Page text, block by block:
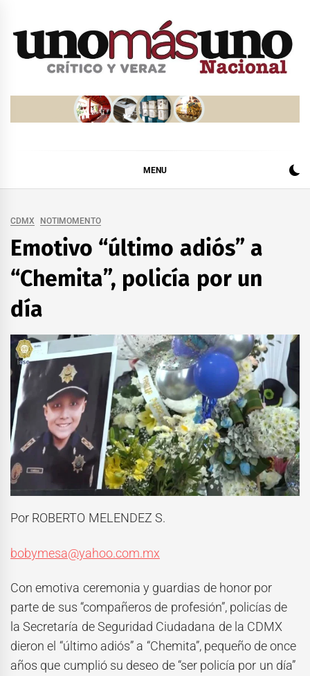
MENU
CDMX NOTIMOMENTO
Emotivo “último adiós” a
“Chemita”, policía por un
día
Por ROBERTO MELENDEZ S.
bobymesa@yahoo.com.mx
Con emotiva ceremonia y guardias de honor por
parte de sus “compañeros de profesión”, policías de
la Secretaría de Seguridad Ciudadana de la CDMX
dieron el “último adiós” a “Chemita”, pequeño de once
años que cumplió su deseo de “ser policía por un día”